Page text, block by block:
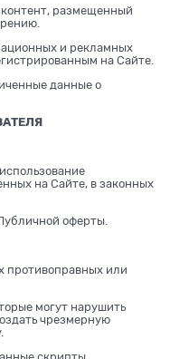
размещенный
и рекламных
на Сайте.
данные о
на Сайте, в законных
оферты.
противоправных или
могут нарушить
чрезмерную